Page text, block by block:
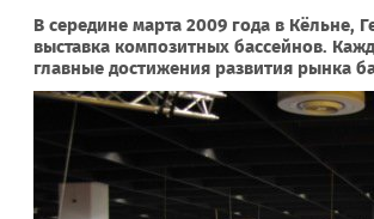
В середине марта 2009 года в Кёльне,
выставка композитных бассейнов.
главные достижения развития рынка